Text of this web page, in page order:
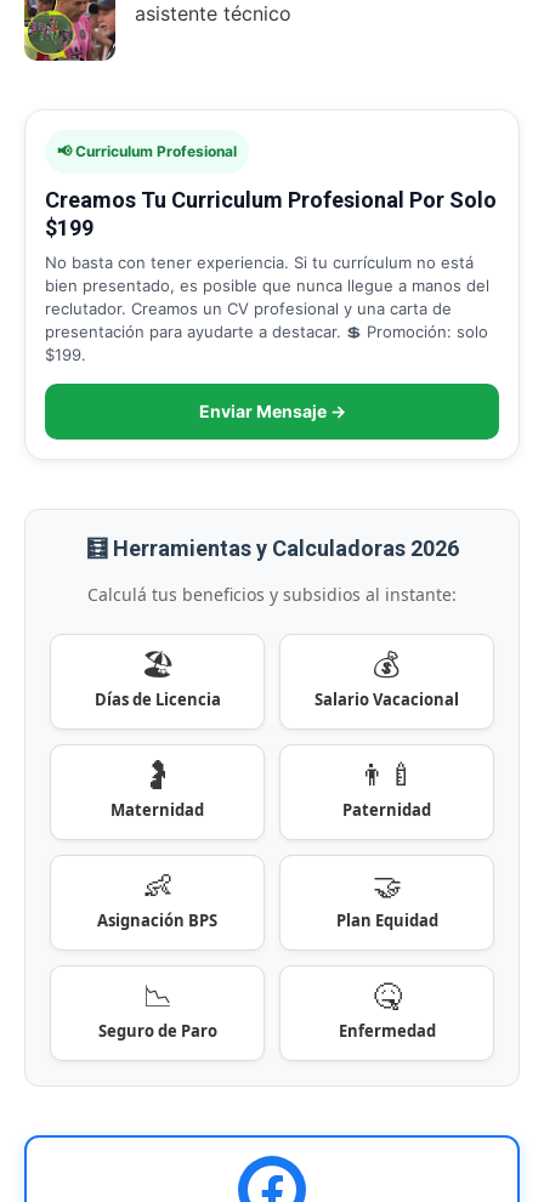
asistente técnico
📢 Curriculum Profesional
Creamos Tu Curriculum Profesional Por Solo
$199
No basta con tener experiencia. Si tu currículum no está
bien presentado, es posible que nunca llegue a manos del
reclutador. Creamos un CV profesional y una carta de
presentación para ayudarte a destacar. 💲 Promoción: solo
$199.
Enviar Mensaje →
🧮 Herramientas y Calculadoras 2026
Calculá tus beneficios y subsidios al instante:
🏖️
Días de Licencia
💰
Salario Vacacional
🤰
Maternidad
👨‍🍼
Paternidad
👶
Asignación BPS
🤝
Plan Equidad
📉
Seguro de Paro
🤒
Enfermedad